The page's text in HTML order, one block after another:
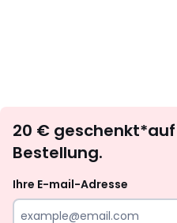
20 €
Bestellung.
Ihre E-mail-Adresse